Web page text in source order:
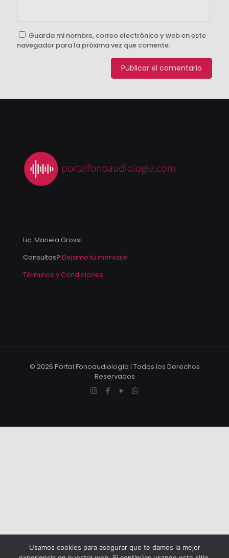
Guarda mi nombre, correo electrónico y web en este
navegador para la próxima vez que comente.
Lic. Mariela Grossi
Consultas? Dejame tu mensaje
Términos y Condiciones
© 2026 Portal Fonoaudiología | Todos los Derechos
Reservados
Usamos cookies para asegurar que te damos la mejor